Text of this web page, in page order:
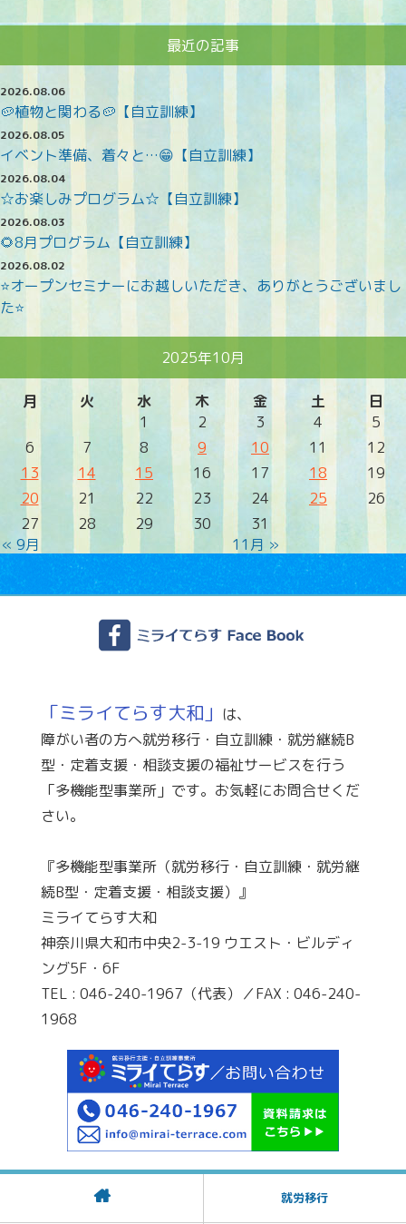
最近の記事
2026.08.06
🥔植物と関わる🥔【自立訓練】
2026.08.05
イベント準備、着々と…😁【自立訓練】
2026.08.04
☆お楽しみプログラム☆【自立訓練】
2026.08.03
🌻8月プログラム【自立訓練】
2026.08.02
⭐オープンセミナーにお越しいただき、ありがとうございまし
た⭐
2025年10月
月 火 水 木 金 土 日
« 9月 11月 »
1 2 3 4
5
6
7 8 9 10 11
12
13
14 15 16 17 18
19
20
21 22 23 24 25
26
27
28 29 30 31
「ミライてらす大和」 は、
障がい者の方へ就労移行・自立訓練・就労継続B
型・定着支援・相談支援の福祉サービスを行う
「多機能型事業所」です。お気軽にお問合せくだ
さい。
『多機能型事業所（就労移行・自立訓練・就労継
続B型・定着支援・相談支援）』
ミライてらす大和
神奈川県大和市中央2-3-19 ウエスト・ビルディ
ング5F・6F
TEL : 046-240-1967（代表）／FAX : 046-240-
1968
就労移行